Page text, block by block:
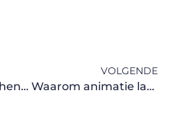
Arbodienst Zutphen: Complete Oplossingen Voor Verzuimbeheer
VOLGENDE
Waarom animatie laten maken jouw boodschap versterkt